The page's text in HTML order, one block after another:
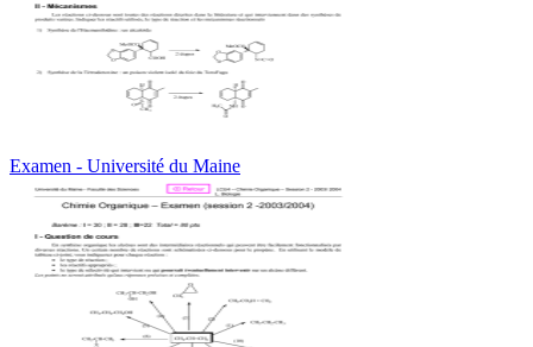
Examen - Université du Maine